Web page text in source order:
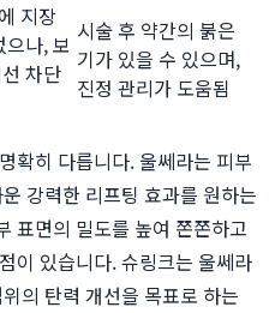
지장
으나, 보
차단
시술 후 약간의 붉은
기가 있을 수 있으며,
진정 관리가 도움됨
확히 다릅니다. 울쎄라는 피부
강력한 리프팅 효과를 원하는
표면의 밀도를 높여 쫀쫀하고
이 있습니다. 슈링크는 울쎄라
의 탄력 개선을 목표로 하는